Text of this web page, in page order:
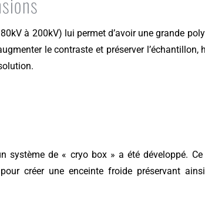
à 200kV) lui permet d’avoir une grande
le contraste et préserver l’échantillon,
système de « cryo box » a été développé.
créer une enceinte froide préservant